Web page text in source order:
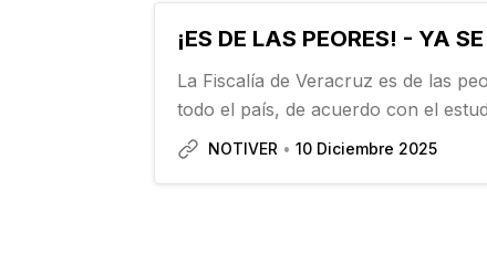
¡ES DE LAS PEORES! - YA
La Fiscalía de Veracruz es de las
todo el país, de acuerdo con el
Índice Estatal de Desempeño de
Fiscalías realizado por Impunidad
NOTIVER 10 Diciembre 2025